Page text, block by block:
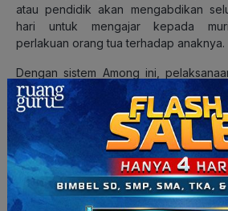
atau pendidik akan mengabdikan
hari untuk mengajar kepada
perlakuan orang tua terhadap anaknya.
Dengan sistem Among ini,
lebih didasarkan pada minat dan
dan perlu dikembangkan pada murid-
sebaliknya: minat dan kemampuan
pendidik.
Uniknyanih, menurut artikel yang
konsep Taman Siswa justru
Finlandia, negara dengan kualitas